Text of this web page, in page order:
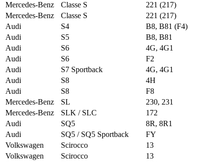
Mercedes-Benz
Classe S
221 (217)
Mercedes-Benz
Classe S
221 (217)
Audi
S4
B8, B81 (F4)
Audi
S5
B8, B81
Audi
S6
4G, 4G1
Audi
S6
F2
Audi
S7 Sportback
4G, 4G1
Audi
S8
4H
Audi
S8
F8
Mercedes-Benz
SL
230, 231
Mercedes-Benz
SLK / SLC
172
Audi
SQ5
8R, 8R1
Audi
SQ5 / SQ5 Sportback
FY
Volkswagen
Scirocco
13
Volkswagen
Scirocco
13